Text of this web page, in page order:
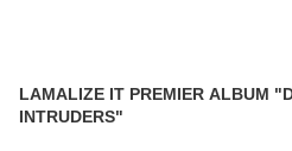
LAMALIZE IT PREMIER ALBUM "DUB
INTRUDERS"